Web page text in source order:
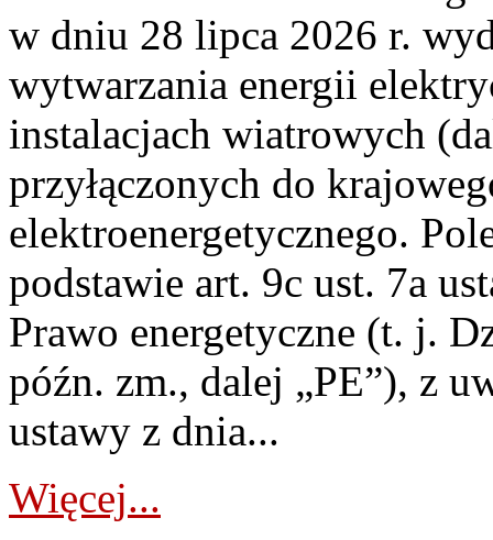
w dniu 28 lipca 2026 r.
wytwarzania energii
instalacjach wiatrowych
przyłączonych do
elektroenergetycznego.
podstawie art. 9c ust. 7a
Prawo energetyczne (t. j.
późn. zm., dalej „PE”), z
ustawy z dnia...
Więcej...